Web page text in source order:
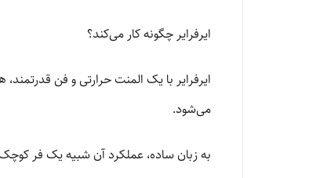
ایرفرایر چگونه کار می‌کند؟
ایرفرایر با یک المنت حرارتی و فن
می‌شود.
به زبان ساده، عملکرد آن شبیه یک فر